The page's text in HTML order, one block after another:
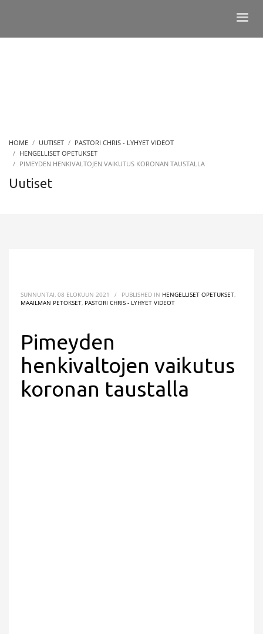
HOME UUTISET
PASTORI CHRIS - LYHYET VIDEOT
HENGELLISET OPETUKSET
PIMEYDEN HENKIVALTOJEN VAIKUTUS KORONAN TAUSTALLA
Uutiset
SUNNUNTAI, 08 ELOKUUN 2021 / PUBLISHED IN HENGELLISET OPETUKSET
MAAILMAN PETOKSET PASTORI CHRIS - LYHYET VIDEOT
Pimeyden
henkivaltojen vaikutus
koronan taustalla